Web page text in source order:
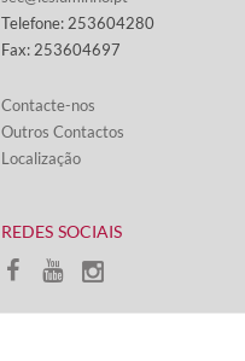
Telefone: 253604280
Fax: 253604697
Contacte-nos​​​
Outros Contactos
Localização
​REDES SOCIAIS